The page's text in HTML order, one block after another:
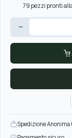
79 pezzi pronti
−
Spedizione Anonima